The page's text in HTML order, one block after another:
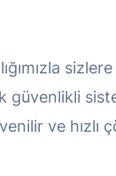
güvenlikli
ve hızlı